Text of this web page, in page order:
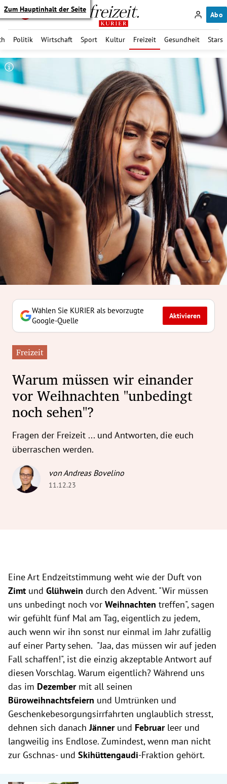
Zum Hauptinhalt der Seite
Abo
Politik Wirtschaft Sport Kultur Freizeit Gesundheit Stars
Untermenü
Untermenü
Untermenü
Untermenü
Untermenü
Untermenü
Untermenü
Untermenü
Untermenü
Untermenü
Wählen Sie KURIER als bevorzugte
Google-Quelle
Aktivieren
Freizeit
Warum müssen wir einander
vor Weihnachten "unbedingt
noch sehen"?
Fragen der Freizeit ... und Antworten, die euch
überraschen werden.
von Andreas Bovelino
11.12.23
Eine Art Endzeitstimmung weht wie der Duft von
Zimt und Glühwein durch den Advent. "Wir müssen
uns unbedingt noch vor Weihnachten treffen", sagen
wir gefühlt fünf Mal am Tag, eigentlich zu jedem,
auch wenn wir ihn sonst nur einmal im Jahr zufällig
auf einer Party sehen. "Jaa, das müssen wir auf jeden
Fall schaffen!", ist die einzig akzeptable Antwort auf
diesen Vorschlag. Warum eigentlich? Während uns
das im Dezember mit all seinen
Büroweihnachtsfeiern und Umtrünken und
Geschenkebesorgungsirrfahrten unglaublich stresst,
dehnen sich danachJänner und Februar leer und
langweilig ins Endlose. Zumindest, wenn man nicht
zur Gschnas- und Skihüttengaudi-Fraktion gehört.